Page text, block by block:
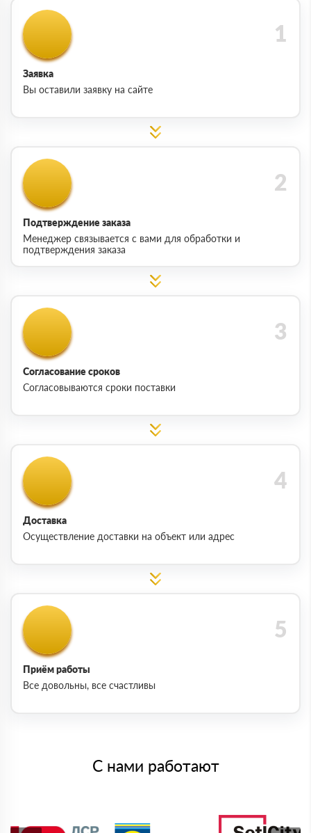
Заявка
Вы оставили заявку на сайте
Подтверждение заказа
Менеджер связывается с вами для обработки и
подтверждения заказа
Согласование сроков
Согласовываются сроки поставки
Доставка
Осуществление доставки на объект или адрес
Приём работы
Все довольны, все счастливы
С нами работают